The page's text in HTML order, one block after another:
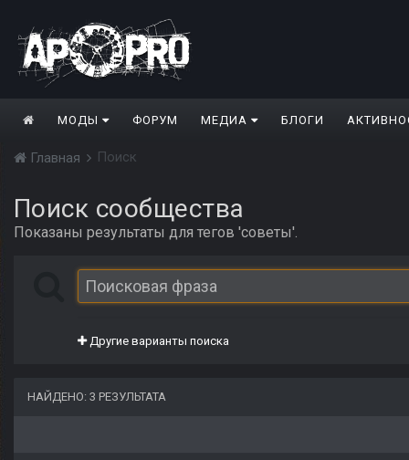
МОДЫ ФОРУМ МЕДИА БЛОГИ
Главная Поиск
Поиск сообщества
Показаны результаты для тегов 'советы'.
Другие варианты поиска
НАЙДЕНО: 3 РЕЗУЛЬТАТА